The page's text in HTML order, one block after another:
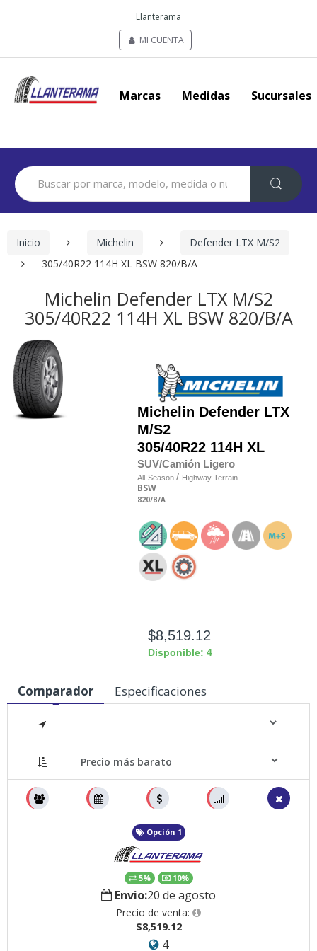
Llanterama
MI CUENTA
Marcas Medidas Sucursales
Search
for:
Inicio Michelin
Defender LTX M/S2
305/40R22 114H XL BSW 820/B/A
Michelin Defender LTX M/S2
305/40R22 114H XL BSW 820/B/A
Michelin Defender LTX
M/S2
305/40R22 114H XL
SUV/Camión Ligero
All-Season / Highway Terrain
BSW
820/B/A
$8,519.12
Disponible: 4
Comparador Especificaciones
Opción 1
5% 10%
Envio:20 de agosto
Precio de venta:
$8,519.12
4